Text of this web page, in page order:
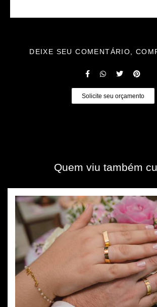
DEIXE SEU COMENTÁRIO,
Solicite seu orçamento
Quem viu também